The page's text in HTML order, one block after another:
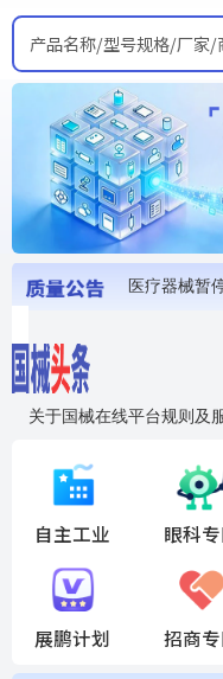
产品名称/型号规格/厂家/
关于国械在线平台规则及
国药创研AED开启全国招商
自主工业 眼科
展鹏计划 招商